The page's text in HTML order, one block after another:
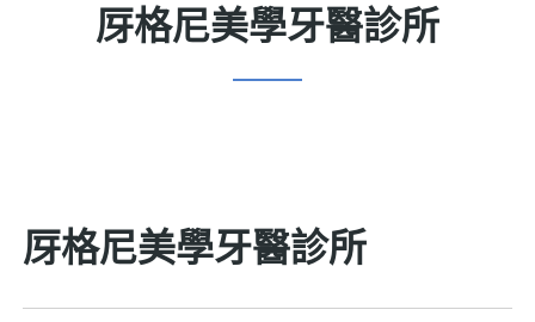
厊格尼美學牙醫診所
厊格尼美學牙醫診所